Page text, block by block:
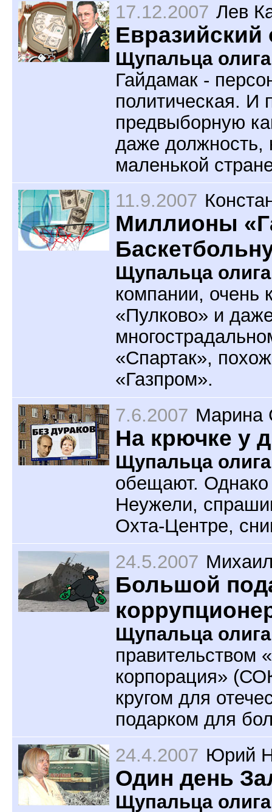
17.12.2007 Лев
Евразийский
Щупальца
Гайдамак -
политическая. И
предвыборную
даже должность,
маленькой
11.9.2007
Миллионы
Щупальца
компании, очень
«Пулково» и
«Спартак»,
«Газпром».
7.6.2007 Марина
На крючке у
Щупальца
обещают. Однако
Неужели,
Охта-Центре,
24.5.2007
Большой
Щупальца
правительством
корпорация»
кругом для
подарком для
24.4.2007 Юрий
Один день
Щупальца